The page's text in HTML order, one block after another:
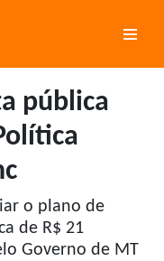
pública
o plano de
de R$ 21
Governo de MT